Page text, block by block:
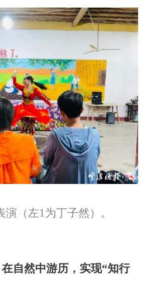
（左1为丁子然）。
然中游历，实现“知行